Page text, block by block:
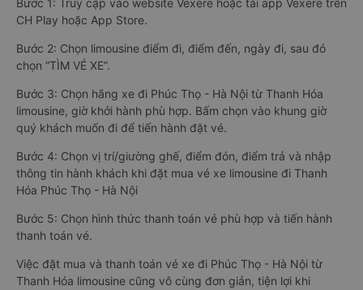
Bước 1: Truy cập vào website Vexere hoặc tải app Vexere trên
CH Play hoặc App Store.
Bước 2: Chọn limousine điểm đi, điểm đến, ngày đi, sau đó
chọn “TÌM VÉ XE”.
Bước 3: Chọn hãng xe đi Phúc Thọ - Hà Nội từ Thanh Hóa
limousine, giờ khởi hành phù hợp. Bấm chọn vào khung giờ
quý khách muốn đi để tiến hành đặt vé.
Bước 4: Chọn vị trí/giường ghế, điểm đón, điểm trả và nhập
thông tin hành khách khi đặt mua vé xe limousine đi Thanh
Hóa Phúc Thọ - Hà Nội
Bước 5: Chọn hình thức thanh toán vé phù hợp và tiến hành
thanh toán vé.
Việc đặt mua và thanh toán vé xe đi Phúc Thọ - Hà Nội từ
Thanh Hóa limousine cũng vô cùng đơn giản, tiện lợi khi